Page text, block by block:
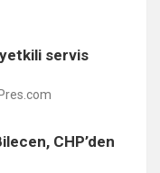
servis
CHP’den